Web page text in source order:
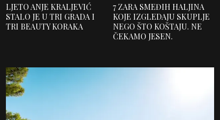
LJETO ANJE KRALJEVIĆ
STALO JE U TRI GRADA I
TRI BEAUTY KORAKA
7 ZARA SMEĐIH HALJINA
KOJE IZGLEDAJU SKUPLJE
NEGO ŠTO KOŠTAJU. NE
ČEKAMO JESEN.